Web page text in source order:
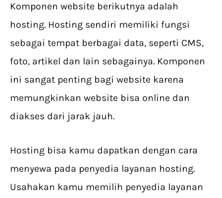
Komponen website berikutnya adalah
hosting. Hosting sendiri memiliki fungsi
sebagai tempat berbagai data, seperti CMS,
foto, artikel dan lain sebagainya. Komponen
ini sangat penting bagi website karena
memungkinkan website bisa online dan
diakses dari jarak jauh.
Hosting bisa kamu dapatkan dengan cara
menyewa pada penyedia layanan hosting.
Usahakan kamu memilih penyedia layanan